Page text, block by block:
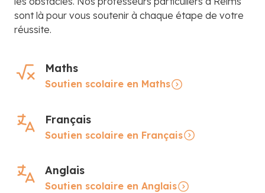
sont là pour vous soutenir à chaque étape de votre
réussite.
Maths
Soutien scolaire en Maths
Français
Soutien scolaire en Français
Anglais
Soutien scolaire en Anglais